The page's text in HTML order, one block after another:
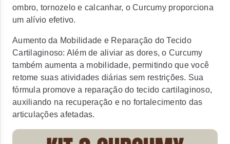
ombro, tornozelo e calcanhar, o Curcumy proporciona
um alívio efetivo.
Aumento da Mobilidade e Reparação do Tecido
Cartilaginoso: Além de aliviar as dores, o Curcumy
também aumenta a mobilidade, permitindo que você
retome suas atividades diárias sem restrições. Sua
fórmula promove a reparação do tecido cartilaginoso,
auxiliando na recuperação e no fortalecimento das
articulações afetadas.